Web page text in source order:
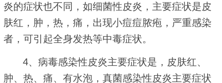
炎的症状也不同，如细菌性皮炎，主要症状是皮
肤红，肿，热，痛，出现小痘痘脓疱，严重感染
者，可引起全身发热等中毒症状。
4、病毒感染性皮炎主要症状是，皮肤红、
肿、热、痛、有水泡，真菌感染性皮炎主要症状